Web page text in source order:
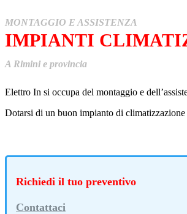
MONTAGGIO E ASSISTENZA
IMPIANTI
A Rimini e provincia
Elettro In si occupa del montaggio e
Dotarsi di un buon impianto di climatizzazione
Richiedi il tuo preventivo
Contattaci